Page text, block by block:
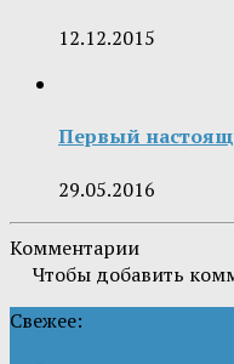
12.12.2015
Первый
29.05.2016
Комментарии
Чтобы добавить
Свежее: